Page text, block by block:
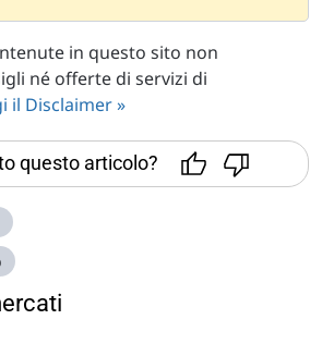
in questo sito non
né offerte di servizi di
il Disclaimer »
questo articolo?